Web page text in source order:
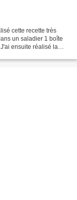
cette recette très
un saladier 1 boîte
ensuite réalisé la